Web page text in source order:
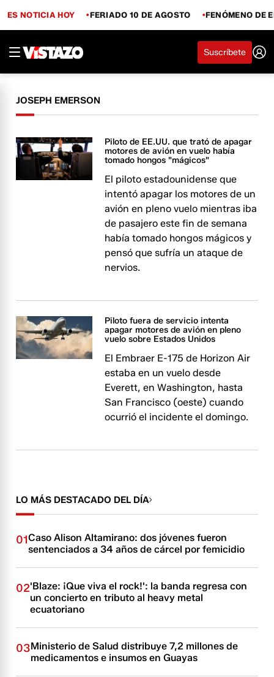
ES NOTICIA HOY FERIADO 10 DE AGOSTO FENÓMENO DE
Suscríbete
JOSEPH EMERSON
Piloto de EE.UU. que trató de apagar
motores de avión en vuelo había
tomado hongos "mágicos"
El piloto estadounidense que
intentó apagar los motores de un
avión en pleno vuelo mientras iba
de pasajero este fin de semana
había tomado hongos mágicos y
pensó que sufría un ataque de
nervios.
Piloto fuera de servicio intenta
apagar motores de avión en pleno
vuelo sobre Estados Unidos
El Embraer E-175 de Horizon Air
estaba en un vuelo desde
Everett, en Washington, hasta
San Francisco (oeste) cuando
ocurrió el incidente el domingo.
LO MÁS DESTACADO DEL DÍA
01Caso Alison Altamirano: dos jóvenes fueron
sentenciados a 34 años de cárcel por femicidio
02'Blaze: ¡Que viva el rock!': la banda regresa con
un concierto en tributo al heavy metal
ecuatoriano
03Ministerio de Salud distribuye 7,2 millones de
medicamentos e insumos en Guayas